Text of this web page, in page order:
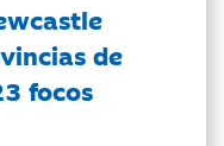
de
focos